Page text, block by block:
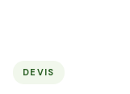
DEVIS